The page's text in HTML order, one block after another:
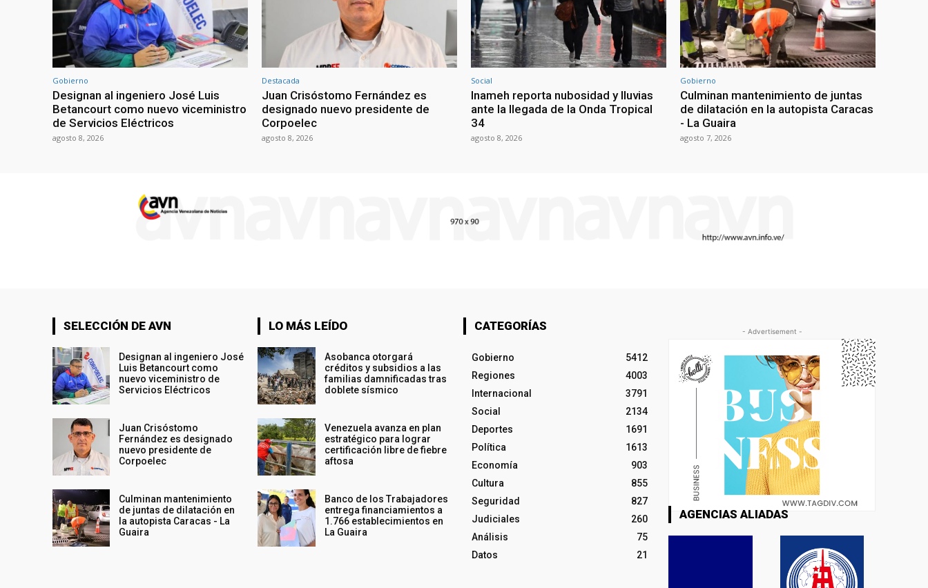
Gobierno
Designan al ingeniero José Luis
Betancourt como nuevo viceministro
de Servicios Eléctricos
agosto 8, 2026
Destacada
Juan Crisóstomo Fernández es
designado nuevo presidente de
Corpoelec
agosto 8, 2026
Social
Inameh reporta nubosidad y lluvias
ante la llegada de la Onda Tropical
34
agosto 8, 2026
Gobierno
Culminan mantenimiento de juntas
de dilatación en la autopista Caracas
- La Guaira
agosto 7, 2026
SELECCIÓN DE AVN
Designan al ingeniero José
Luis Betancourt como
nuevo viceministro de
Servicios Eléctricos
Juan Crisóstomo
Fernández es designado
nuevo presidente de
Corpoelec
Culminan mantenimiento
de juntas de dilatación en
la autopista Caracas - La
Guaira
LO MÁS LEÍDO
Asobanca otorgará
créditos y subsidios a las
familias damnificadas tras
doblete sísmico
Venezuela avanza en plan
estratégico para lograr
certificación libre de fiebre
aftosa
Banco de los Trabajadores
entrega financiamientos a
1.766 establecimientos en
La Guaira
CATEGORÍAS
Gobierno
5412
Regiones
4003
Internacional
3791
Social
2134
Deportes
1691
Política
1613
Economía
903
Cultura
855
Seguridad
827
Judiciales
260
Análisis
75
Datos
21
- Advertisement -
AGENCIAS ALIADAS